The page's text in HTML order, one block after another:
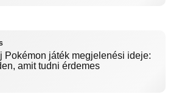
Pokémon játék megjelenési ideje:
amit tudni érdemes